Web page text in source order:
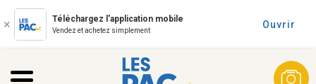
Téléchargez l'application mobile
Vendez et achetez simplement
Ouvrir